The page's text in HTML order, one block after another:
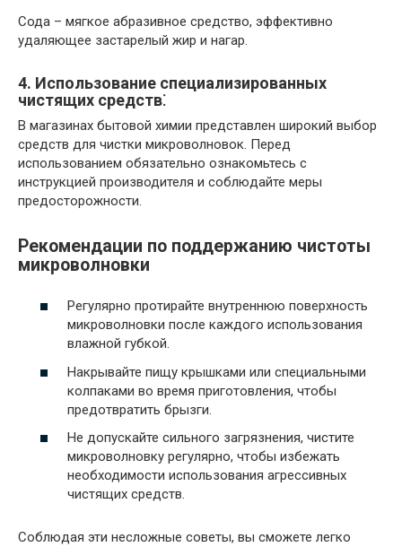
Сода – мягкое абразивное средство, эффективно
удаляющее застарелый жир и нагар.
4. Использование специализированных
чистящих средств⁚
В магазинах бытовой химии представлен широкий выбор
средств для чистки микроволновок. Перед
использованием обязательно ознакомьтесь с
инструкцией производителя и соблюдайте меры
предосторожности.
Рекомендации по поддержанию чистоты
микроволновки
Регулярно протирайте внутреннюю поверхность
микроволновки после каждого использования
влажной губкой.
Накрывайте пищу крышками или специальными
колпаками во время приготовления, чтобы
предотвратить брызги.
Не допускайте сильного загрязнения, чистите
микроволновку регулярно, чтобы избежать
необходимости использования агрессивных
чистящих средств.
Соблюдая эти несложные советы, вы сможете легко